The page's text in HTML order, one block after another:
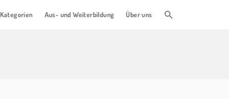
Kategorien Aus- und Weiterbildung Über uns